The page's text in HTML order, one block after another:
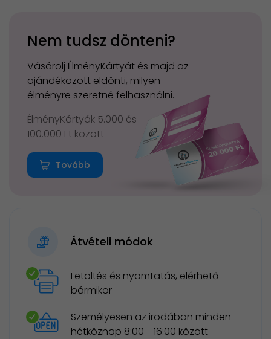
Nem tudsz dönteni?
Vásárolj ÉlményKártyát és majd az
ajándékozott eldönti, milyen
élményre szeretné felhasználni.
ÉlményKártyák 5.000 és
100.000 Ft között
Tovább
Átvételi módok
Letöltés és nyomtatás, elérhető
bármikor
Személyesen az irodában minden
hétköznap 8:00 - 16:00 között